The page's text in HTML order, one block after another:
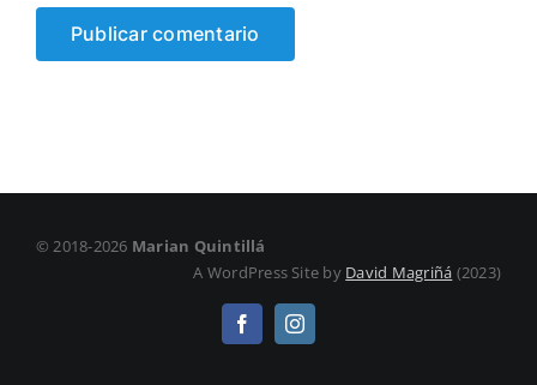
© 2018-2026 Marian Quintillá
A WordPress Site by David Magriñá (2023)
FacebookInstagram